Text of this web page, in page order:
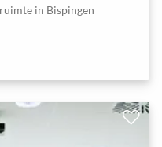
in Bispingen